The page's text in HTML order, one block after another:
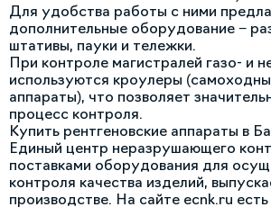
Для удобства работы с ними
дополнительные оборудование −
штативы, пауки и тележки.
При контроле магистралей газо- и
используются кроулеры
аппараты), что позволяет
процесс контроля.
Купить рентгеновские аппараты в
Единый центр неразрушающего
поставками оборудования для
контроля качества изделий,
производстве. На сайте ecnk.ru